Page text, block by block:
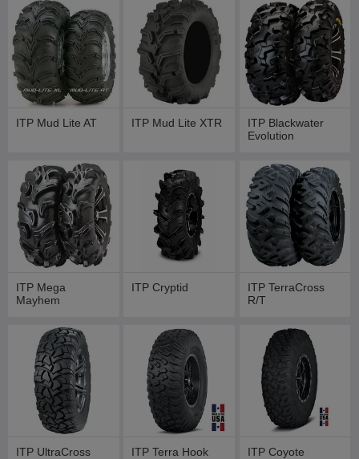
ITP Mud Lite AT ITP Mud Lite XTR
ITP Blackwater
Evolution
ITP Mega
Mayhem
ITP Cryptid
ITP TerraCross
R/T
ITP UltraCross ITP Terra Hook ITP Coyote